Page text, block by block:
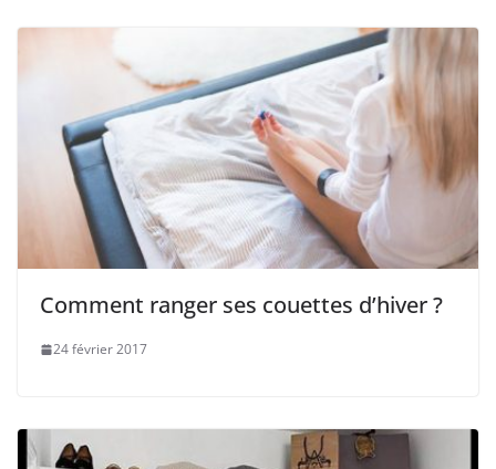
Comment ranger ses couettes d’hiver ?
24 février 2017